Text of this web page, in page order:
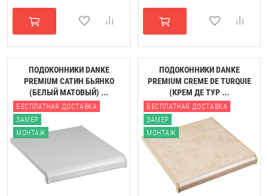
ПОДОКОННИКИ DANKE
PREMIUM САТИН БЬЯНКО
(БЕЛЫЙ МАТОВЫЙ) ...
БЕСПЛАТНАЯ ДОСТАВКА
ЗАМЕР
МОНТАЖ
ПОДОКОННИКИ DANKE
PREMIUM CREME DE TURQUIE
(КРЕМ ДЕ ТУР ...
БЕСПЛАТНАЯ ДОСТАВКА
ЗАМЕР
МОНТАЖ